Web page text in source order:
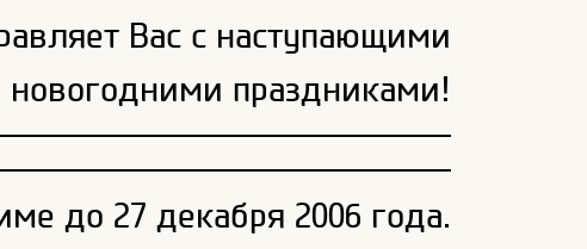
Вас с наступающими
новогодними праздниками!
до 27 декабря 2006 года.